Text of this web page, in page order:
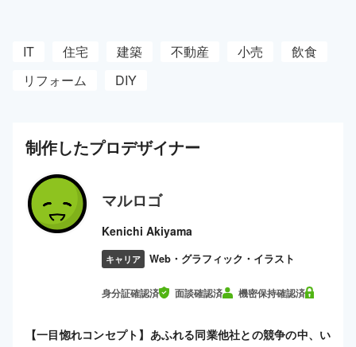
IT 住宅 建築 不動産 小売
飲食
リフォーム
DIY
制作したプロデザイナー
マルロゴ
Kenichi Akiyama
キャリア Web・グラフィック・イラスト
身分証確認済 面談確認済 機密保持確認済
【一目惚れコンセプト】あふれる同業他社との競争の中、い